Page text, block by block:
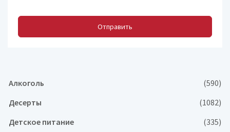
Отправить
Алкоголь
(590)
Десерты
(1082)
Детское питание
(335)